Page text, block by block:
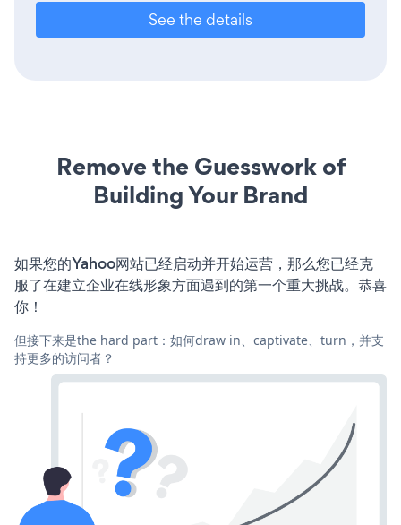
See the details
Remove the Guesswork of
Building Your Brand
如果您的Yahoo网站已经启动并开始运营，那么您已经克
服了在建立企业在线形象方面遇到的第一个重大挑战。恭喜
你！
但接下来是the hard part：如何draw in、captivate、turn，并支
持更多的访问者？